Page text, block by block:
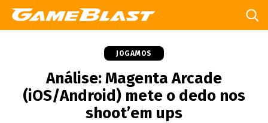
JOGAMOS
Análise: Magenta Arcade
(iOS/Android) mete o dedo nos
shoot’em ups